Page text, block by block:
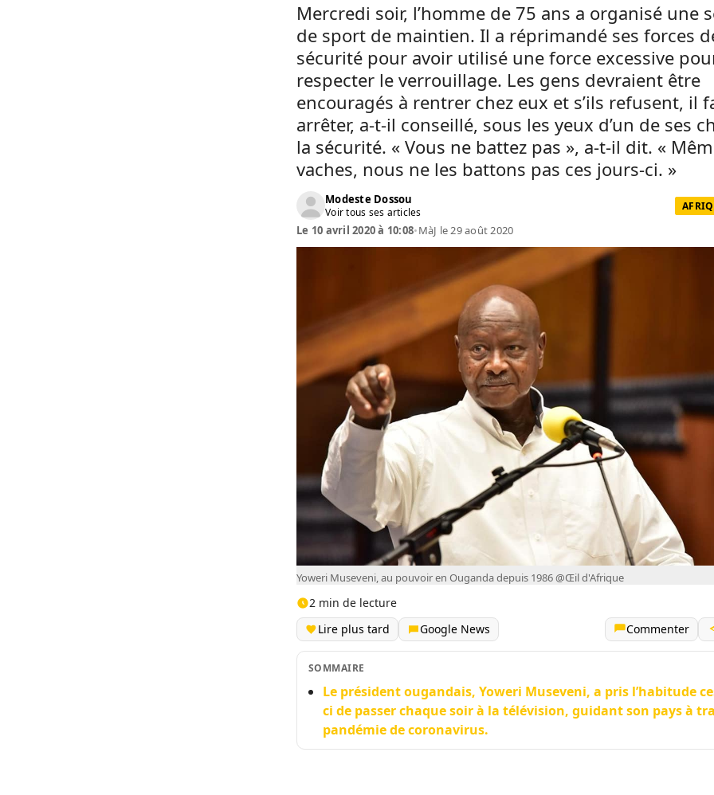
Mercredi soir, l’homme de 75 ans a organisé une
de sport de maintien. Il a réprimandé ses forces
sécurité pour avoir utilisé une force excessive
respecter le verrouillage. Les gens devraient être
encouragés à rentrer chez eux et s’ils refusent, il
arrêter, a-t-il conseillé, sous les yeux d’un de ses
la sécurité. « Vous ne battez pas », a-t-il dit. «
vaches, nous ne les battons pas ces jours-ci. »
Modeste Dossou
Voir tous ses articles
Le 10 avril 2020 à 10:08•MàJ le 29 août 2020
Yoweri Museveni, au pouvoir en Ouganda depuis 1986 @Œil d'Afrique
2 min de lecture
Lire plus tard
Google News Commenter
SOMMAIRE
Le président ougandais, Yoweri Museveni, a pris l’habitude
ci de passer chaque soir à la télévision, guidant son pays à
pandémie de coronavirus.